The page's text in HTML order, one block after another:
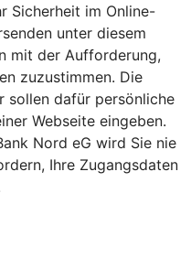
Sicherheit im Online-
unter diesem
mit der Aufforderung,
zuzustimmen. Die
sollen dafür persönliche
Webseite eingeben.
Nord eG wird Sie nie
Ihre Zugangsdaten